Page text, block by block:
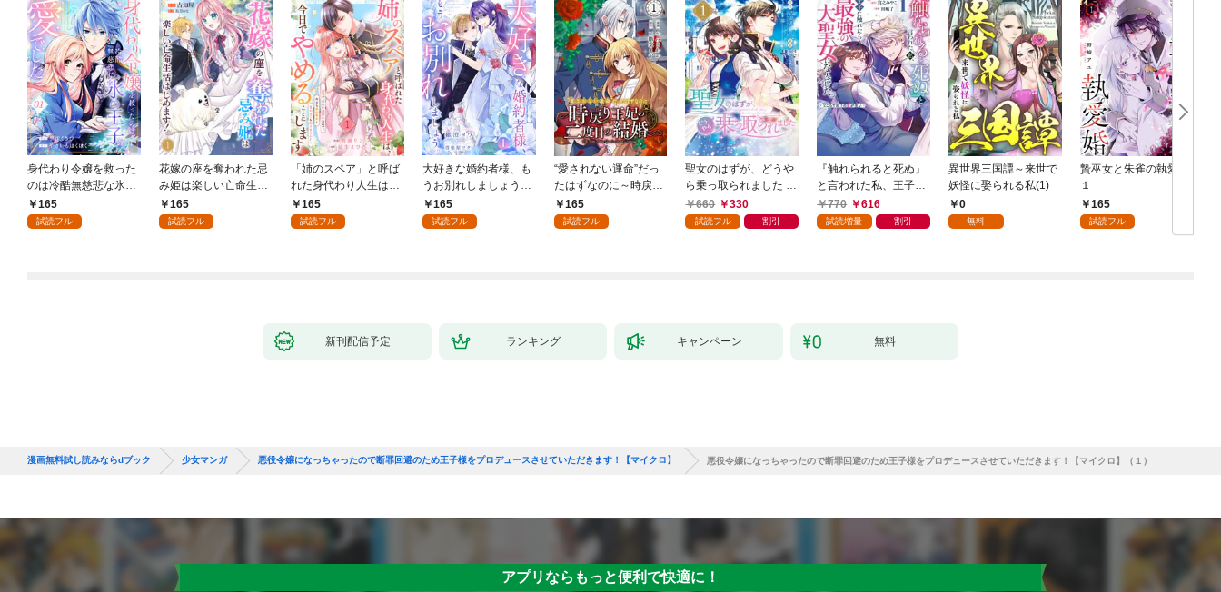
身代わり令嬢を救った
のは冷酷無慈悲な氷の
王子の愛でした１
165
試読フル
花嫁の座を奪われた忌
み姫は楽しい亡命生活
はじめます！１
165
試読フル
「姉のスペア」と呼ば
れた身代わり人生は、
今日でやめることにし
ます～辺境で自由を満
165
試読フル
大好きな婚約者様、も
うお別れしましょう。
１165
試読フル
“愛されない運命”だっ
たはずなのに～時戻り
王妃の二度目の結婚～
１
165
試読フル
聖女のはずが、どうや
ら乗っ取られました 1
巻660 330
試読フル 割引
『触れられると死ぬ』
と言われた私、王子に
触れたら最強の大聖女
になりました。ところ
770 616
試読増量 割引
異世界三国譚～来世で
妖怪に娶られる私(1)
0
無料
贄巫女と朱雀の執愛婚
１
165
試読フル
新刊配信予定 ランキング キャンペーン 無料
漫画無料試し読みならdブック 少女マンガ 悪役令嬢になっちゃったので断罪回避のため王子様をプロデュースさせていただきます！【マイクロ】 悪役令嬢になっちゃったので断罪回避のため王子様をプロデュースさせていただきます！【マイクロ】（１）
アプリならもっと便利で快適に！